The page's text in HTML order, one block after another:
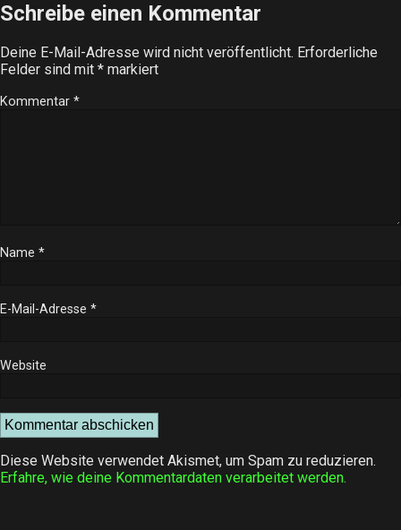
Schreibe einen Kommentar
Deine E-Mail-Adresse wird nicht veröffentlicht. Erforderliche
Felder sind mit * markiert
Kommentar *
Name *
E-Mail-Adresse *
Website
Diese Website verwendet Akismet, um Spam zu reduzieren.
Erfahre, wie deine Kommentardaten verarbeitet werden.